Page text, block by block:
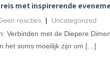
met inspirerende
reacties | Uncategorized
Verbinden met de Diepere
het soms moeilijk zijn om […]